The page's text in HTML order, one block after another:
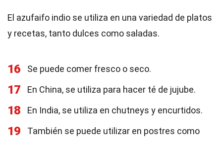
El azufaifo indio se utiliza en una variedad de platos
y recetas, tanto dulces como saladas.
16 Se puede comer fresco o seco.
17 En China, se utiliza para hacer té de jujube.
18 En India, se utiliza en chutneys y encurtidos.
19
También se puede utilizar en postres como